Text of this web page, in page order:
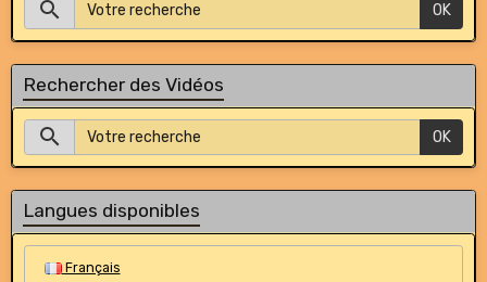
OK
Rechercher des Vidéos
OK
Langues disponibles
Français